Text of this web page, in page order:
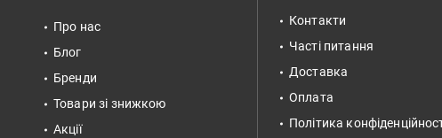
Про нас
Блог
Бренди
Товари зі знижкою
Акції
Контакти
Часті питання
Доставка
Оплата
Політика